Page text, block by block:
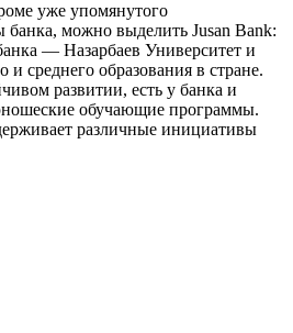
уже упомянутого
банка, можно выделить Jusan Bank:
— Назарбаев Университет и
образования в стране.
развитии, есть у банка и
обучающие программы.
различные инициативы